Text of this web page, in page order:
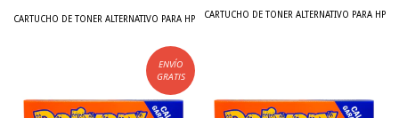
CARTUCHO DE TONER ALTERNATIVO PARA HP CARTUCHO DE TONER ALTERNATIVO PARA HP
ENVÍO
GRATIS